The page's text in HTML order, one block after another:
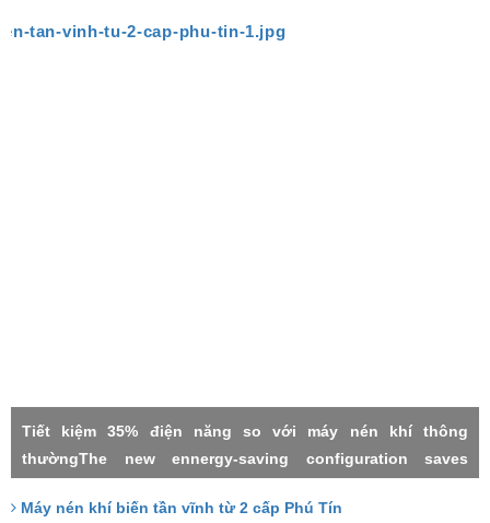
Tiết kiệm 35% điện năng so với máy nén khí thông
thườngThe new ennergy-saving configuration saves
frequency machineMáy nén khí 2 cấpMáy nén khí biến tần
Máy nén khí biến tần vĩnh từ 2 cấp Phú Tín